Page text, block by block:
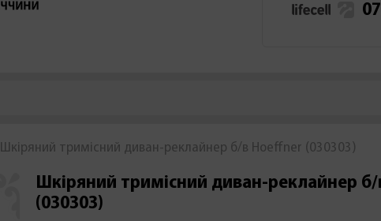
Шкіряний тримісний диван-реклайнер б/в Hoeffner (030303)
Шкіряний тримісний диван-реклайнер
(030303)